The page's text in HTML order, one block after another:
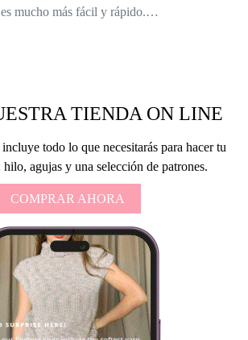
mucho más fácil y rápido.…
TIENDA ON LINE
todo lo que necesitarás para hacer tu
agujas y una selección de patrones.
COMPRAR AHORA